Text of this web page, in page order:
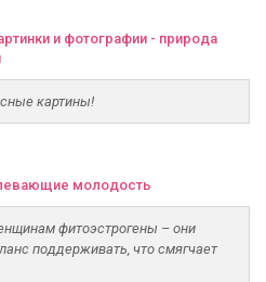
и фотографии - природа
картины!
молодость
фитоэстрогены – они
поддерживать, что смягчает